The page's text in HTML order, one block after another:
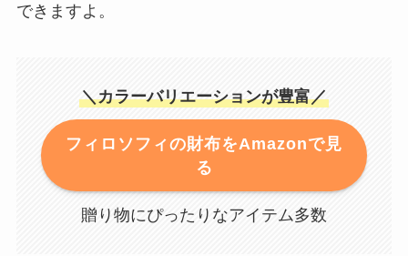
できますよ。
＼カラーバリエーションが豊富／
フィロソフィの財布をAmazonで見
る
贈り物にぴったりなアイテム多数